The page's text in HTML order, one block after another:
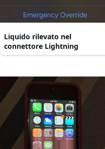
Liquido rilevato nel
connettore Lightning